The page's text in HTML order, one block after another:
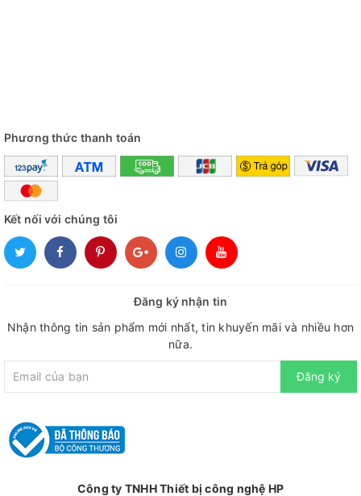
Phương thức thanh toán
Kết nối với chúng tôi
Đăng ký nhận tin
Nhận thông tin sản phẩm mới nhất, tin khuyến mãi và nhiều hơn
nữa.
Đăng ký
Công ty TNHH Thiết bị công nghệ HP